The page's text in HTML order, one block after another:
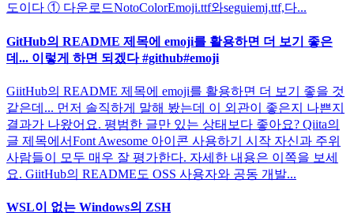
도이다 ① 다운로드NotoColorEmoji.ttf와seguiemj.ttf,다...
GitHub의 README 제목에 emoji를 활용하면 더 보기 좋은
데... 이렇게 하면 되겠다 #github#emoji
GiitHub의 README 제목에 emoji를 활용하면 더 보기 좋을 것
같은데... 먼저 솔직하게 말해 봤는데 이 외관이 좋은지 나쁜지
결과가 나왔어요. 평범한 글만 있는 상태보다 좋아요? Qiita의
글 제목에서Font Awesome 아이콘 사용하기 시작 자신과 주위
사람들이 모두 매우 잘 평가한다. 자세한 내용은 이쪽을 보세
요. GiitHub의 README도 OSS 사용자와 공동 개발...
WSL이 없는 Windows의 ZSH